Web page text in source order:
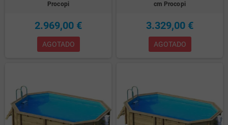
Procopi
2.969,00 €
AGOTADO
cm Procopi
3.329,00 €
AGOTADO